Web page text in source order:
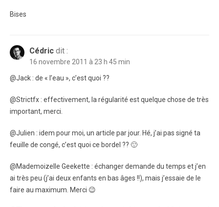
Bises
Cédric dit :
16 novembre 2011 à 23 h 45 min
@Jack : de « l’eau », c’est quoi ??
@Strictfx : effectivement, la régularité est quelque chose de très
important, merci.
@Julien : idem pour moi, un article par jour. Hé, j’ai pas signé ta
feuille de congé, c’est quoi ce bordel ?? 🙂
@Mademoizelle Geekette : échanger demande du temps et j’en
ai très peu (j’ai deux enfants en bas âges !!), mais j’essaie de le
faire au maximum. Merci 😉